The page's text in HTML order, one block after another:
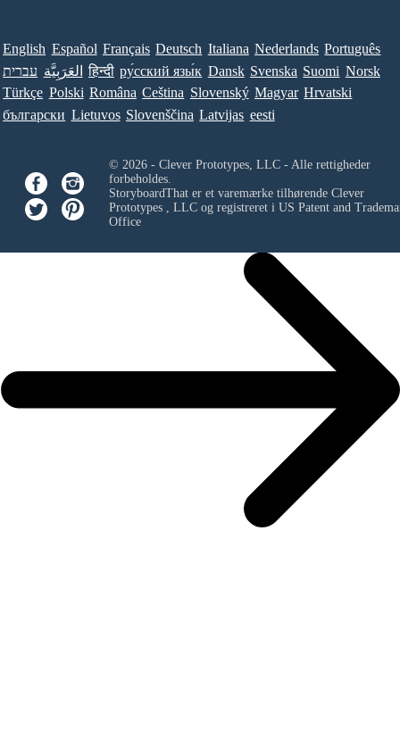
English Español Français Deutsch Italiana Nederlands Português
עברית العَرَبِيَّة हिन्दी ру́сский язы́к Dansk Svenska Suomi Norsk
Türkçe Polski Româna Ceština Slovenský Magyar Hrvatski
български Lietuvos Slovenščina Latvijas eesti
© 2026 - Clever Prototypes, LLC - Alle rettigheder
forbeholdes.
StoryboardThat er et varemærke tilhørende Clever
Prototypes , LLCog registreret i US Patent and
Office